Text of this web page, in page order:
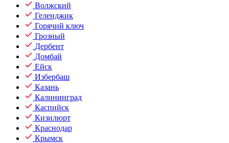
Волжский
Геленджик
Горячий ключ
Грозный
Дербент
Домбай
Ейск
Избербаш
Казань
Калининград
Каспийск
Кизилюрт
Краснодар
Крымск